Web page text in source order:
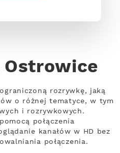
rozrywkę, jaką
o różnej tematyce, w tym
i rozrywkowych.
połączenia
kanałów w HD bez
połączenia.